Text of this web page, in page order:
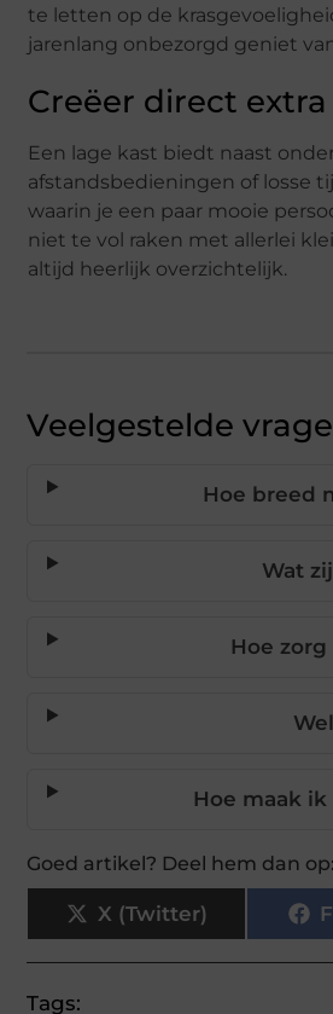
te letten op de
jarenlang onbezorgd geniet
Creëer direct
Een lage kast biedt naast
afstandsbedieningen of losse
waarin je een paar mooie
niet te vol raken met allerlei
altijd heerlijk overzichtelijk.
Veelgestelde
Hoe breed
Wat
Hoe
Hoe maak
Goed artikel? Deel hem dan op:
X (Twitter)
Tags: